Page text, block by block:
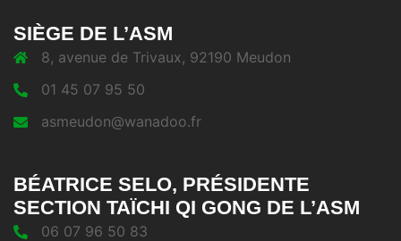
SIÈGE DE L’ASM
8, avenue de Trivaux, 92190 Meudon
01 45 07 95 50
asmeudon@wanadoo.fr
BÉATRICE SELO, PRÉSIDENTE
SECTION TAÏCHI QI GONG DE L’ASM
06 07 96 50 83